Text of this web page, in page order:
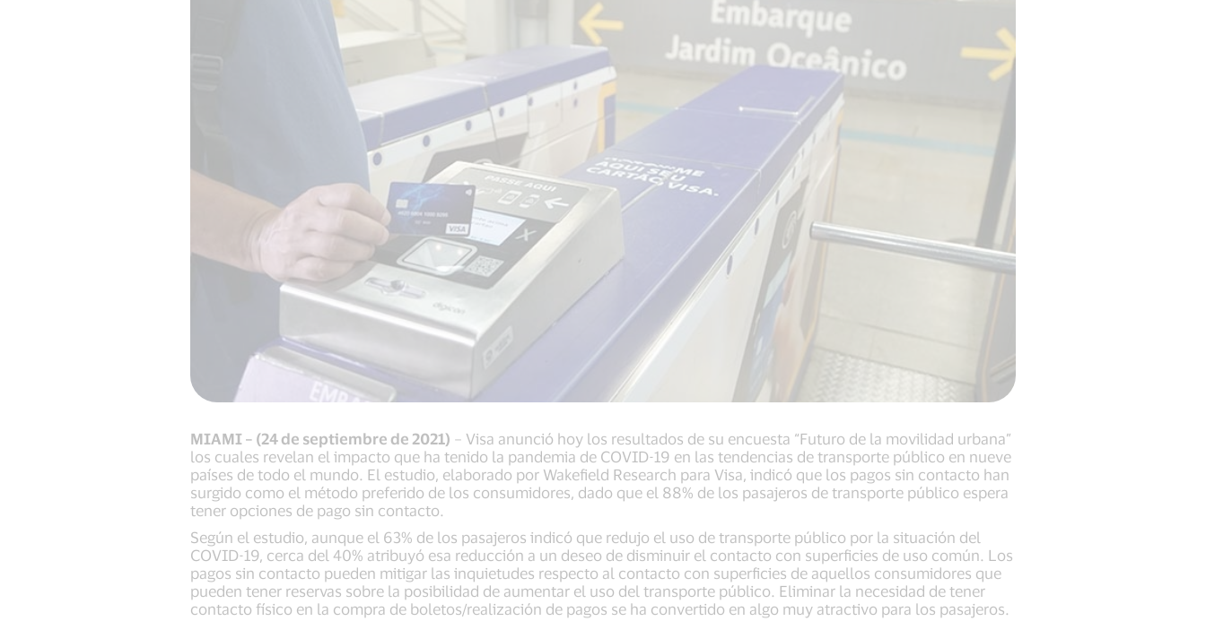
MIAMI – (24 de septiembre de 2021) – Visa anunció hoy los resultados de su encuesta “Futuro de la movilidad urbana”
los cuales revelan el impacto que ha tenido la pandemia de COVID-19 en las tendencias de transporte público en nueve
países de todo el mundo. El estudio, elaborado por Wakefield Research para Visa, indicó que los pagos sin contacto han
surgido como el método preferido de los consumidores, dado que el 88% de los pasajeros de transporte público espera
tener opciones de pago sin contacto.
Según el estudio, aunque el 63% de los pasajeros indicó que redujo el uso de transporte público por la situación del
COVID-19, cerca del 40% atribuyó esa reducción a un deseo de disminuir el contacto con superficies de uso común. Los
pagos sin contacto pueden mitigar las inquietudes respecto al contacto con superficies de aquellos consumidores que
pueden tener reservas sobre la posibilidad de aumentar el uso del transporte público. Eliminar la necesidad de tener
contacto físico en la compra de boletos/realización de pagos se ha convertido en algo muy atractivo para los pasajeros.